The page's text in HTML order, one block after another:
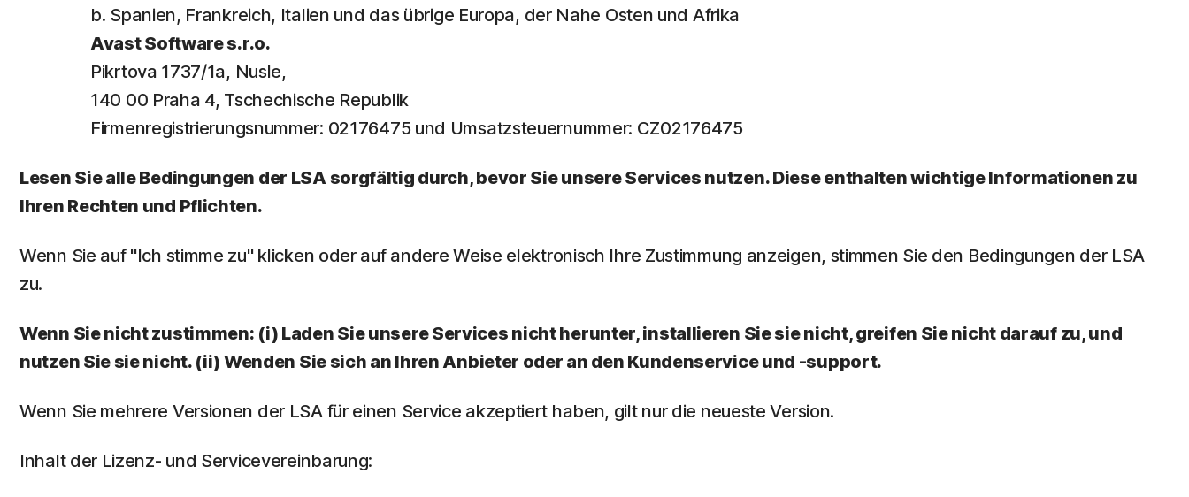
b. Spanien, Frankreich, Italien und das übrige Europa, der Nahe Osten und Afrika
Avast Software s.r.o.
Pikrtova 1737/1a, Nusle,
140 00 Praha 4, Tschechische Republik
Firmenregistrierungsnummer: 02176475 und Umsatzsteuernummer: CZ02176475
Lesen Sie alle Bedingungen der LSA sorgfältig durch, bevor Sie unsere Services nutzen. Diese enthalten wichtige Informationen zu
Ihren Rechten und Pflichten.
Wenn Sie auf "Ich stimme zu" klicken oder auf andere Weise elektronisch Ihre Zustimmung anzeigen, stimmen Sie den Bedingungen der LSA
zu.
Wenn Sie nicht zustimmen: (i) Laden Sie unsere Services nicht herunter, installieren Sie sie nicht, greifen Sie nicht darauf zu, und
nutzen Sie sie nicht. (ii) Wenden Sie sich an Ihren Anbieter oder an den Kundenservice und -support.
Wenn Sie mehrere Versionen der LSA für einen Service akzeptiert haben, gilt nur die neueste Version.
Inhalt der Lizenz- und Servicevereinbarung: